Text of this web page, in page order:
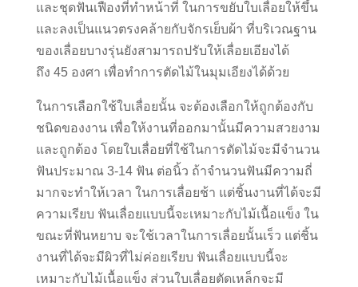
และชุดฟันเฟืองที่ทำหน้าที่ ในการขยับใบเลื่อยให้ขึ้น
และลงเป็นแนวตรงคล้ายกับจักรเย็บผ้า ที่บริเวณฐาน
ของเลื่อยบางรุ่นยังสามารถปรับให้เลื่อยเอียงได้
ถึง 45 องศา เพื่อทำการตัดไม้ในมุมเอียงได้ด้วย
ในการเลือกใช้ใบเลื่อยนั้น จะต้องเลือกให้ถูกต้องกับ
ชนิดของงาน เพื่อให้งานที่ออกมานั้นมีความสวยงาม
และถูกต้อง โดยใบเลื่อยที่ใช้ในการตัดไม้จะมีจำนวน
ฟันประมาณ 3-14 ฟัน ต่อนิ้ว ถ้าจำนวนฟันมีความถี่
มากจะทำให้เวลา ในการเลื่อยช้า แต่ชิ้นงานที่ได้จะมี
ความเรียบ ฟันเลื่อยแบบนี้จะเหมาะกับไม้เนื้อแข็ง ใน
ขณะที่ฟันหยาบ จะใช้เวลาในการเลื่อยนั้นเร็ว แต่ชิ้น
งานที่ได้จะมีผิวที่ไม่ค่อยเรียบ ฟันเลื่อยแบบนี้จะ
เหมาะกับไม้เนื้อแข็ง ส่วนใบเลื่อยตัดเหล็กจะมี